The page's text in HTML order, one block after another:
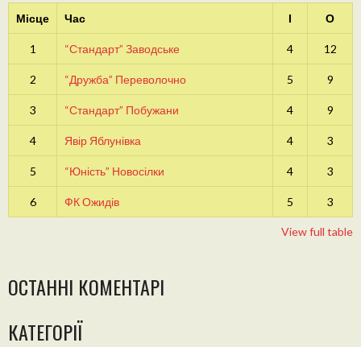
Місце Час І О
1 “Стандарт” Заводське 4 12
2 “Дружба” Переволочно 5 9
3 “Стандарт” Побужани 4 9
4 Явір Яблунівка 4 3
5 “Юність” Новосілки 4 3
6 ФК Ожидів 5 3
View full table
ОСТАННІ КОМЕНТАРІ
КАТЕГОРІЇ